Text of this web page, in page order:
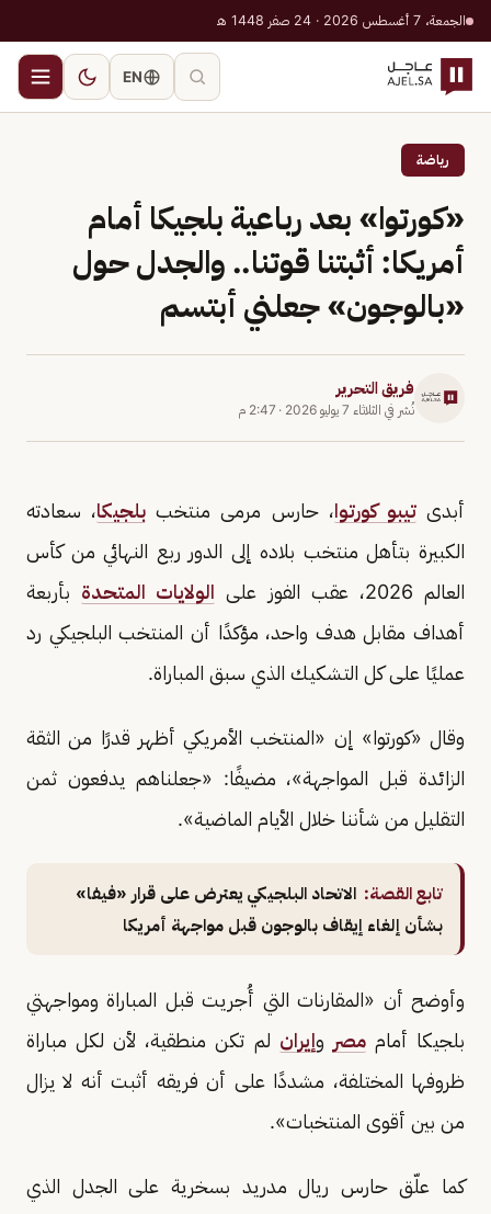
الجمعة، 7 أغسطس 2026 · 24 صفر 1448 هـ
EN
رياضة
«كورتوا» بعد رباعية بلجيكا أمام
أمريكا: أثبتنا قوتنا.. والجدل حول
«بالوجون» جعلني أبتسم
فريق التحرير
نُشر في الثلاثاء 7 يوليو 2026 · 2:47 م
أبدىتيبو كورتوا، حارس مرمى منتخب بلجيكا، سعادته
الكبيرة بتأهل منتخب بلاده إلى الدور ربع النهائي من كأس
العالم 2026، عقب الفوز على
الولايات المتحدة بأربعة
أهداف مقابل هدف واحد، مؤكدًا أن المنتخب البلجيكي رد
عمليًا على كل التشكيك الذي سبق المباراة.
وقال «كورتوا» إن «المنتخب الأمريكي أظهر قدرًا من الثقة
الزائدة قبل المواجهة»، مضيفًا: «جعلناهم يدفعون ثمن
التقليل من شأننا خلال الأيام الماضية».
تابع القصة: الاتحاد البلجيكي يعترض على قرار «فيفا»
بشأن إلغاء إيقاف بالوجون قبل مواجهة أمريكا
وأوضح أن «المقارنات التي أُجريت قبل المباراة ومواجهتي
بلجيكا أماممصر وإيران لم تكن منطقية، لأن لكل مباراة
ظروفها المختلفة، مشددًا على أن فريقه أثبت أنه لا يزال
من بين أقوى المنتخبات».
كما علّق حارس ريال مدريد بسخرية على الجدل الذي